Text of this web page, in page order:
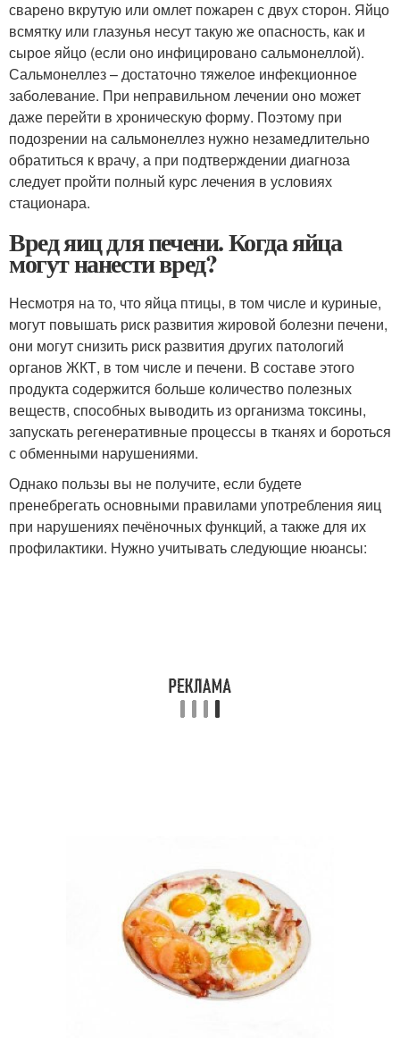
сварено вкрутую или омлет пожарен с двух сторон. Яйцо
всмятку или глазунья несут такую же опасность, как и
сырое яйцо (если оно инфицировано сальмонеллой).
Сальмонеллез – достаточно тяжелое инфекционное
заболевание. При неправильном лечении оно может
даже перейти в хроническую форму. Поэтому при
подозрении на сальмонеллез нужно незамедлительно
обратиться к врачу, а при подтверждении диагноза
следует пройти полный курс лечения в условиях
стационара.
Вред яиц для печени. Когда яйца
могут нанести вред?
Несмотря на то, что яйца птицы, в том числе и куриные,
могут повышать риск развития жировой болезни печени,
они могут снизить риск развития других патологий
органов ЖКТ, в том числе и печени. В составе этого
продукта содержится больше количество полезных
веществ, способных выводить из организма токсины,
запускать регенеративные процессы в тканях и бороться
с обменными нарушениями.
Однако пользы вы не получите, если будете
пренебрегать основными правилами употребления яиц
при нарушениях печёночных функций, а также для их
профилактики. Нужно учитывать следующие нюансы: